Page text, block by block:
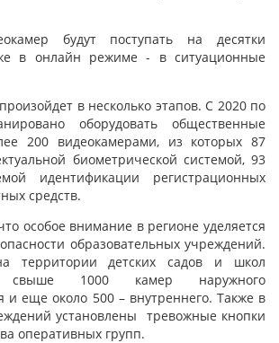
будут поступать на десятки
в онлайн режиме - в ситуационные
в несколько этапов. С 2020 по
оборудовать общественные
200 видеокамерами, из которых 87
биометрической системой, 93
идентификации регистрационных
средств.
особое внимание в регионе уделяется
образовательных учреждений.
территории детских садов и школ
свыше 1000 камер наружного
и еще около 500 – внутреннего. Также в
установлены тревожные кнопки
оперативных групп.